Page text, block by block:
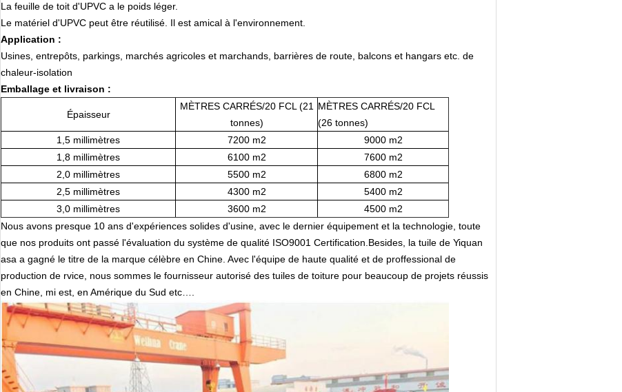
La feuille de toit d'UPVC a le poids léger.
Le matériel d'UPVC peut être réutilisé. Il est amical à l'environnement.
Application :
Usines, entrepôts, parkings, marchés agricoles et marchands, barrières de route, balcons et hangars etc. de
chaleur-isolation
Emballage et livraison :
Épaisseur
MÈTRES CARRÉS/20 FCL (21
tonnes)
MÈTRES CARRÉS/20 FCL
(26 tonnes)
1,5 millimètres
7200 m2
9000 m2
1,8 millimètres
6100 m2
7600 m2
2,0 millimètres
5500 m2
6800 m2
2,5 millimètres
4300 m2
5400 m2
3,0 millimètres
3600 m2
4500 m2
Nous avons presque 10 ans d'expériences solides d'usine, avec le dernier équipement et la technologie, toute
que nos produits ont passé l'évaluation du système de qualité ISO9001 Certification.Besides, la tuile de Yiquan
asa a gagné le titre de la marque célèbre en Chine. Avec l'équipe de haute qualité et de proffessional de
production de rvice, nous sommes le fournisseur autorisé des tuiles de toiture pour beaucoup de projets réussis
en Chine, mi est, en Amérique du Sud etc….